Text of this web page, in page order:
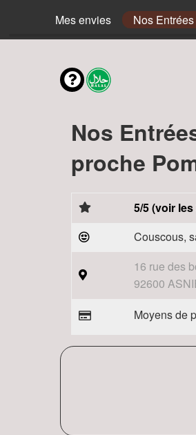
Mes envies Nos Entrées
Nos
proche
5/5 (voir
Couscous,
16 rue des
92600
Moyens de